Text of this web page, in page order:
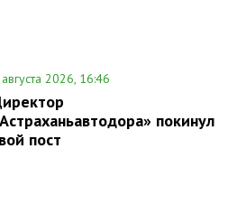
2026, 16:46
покинул
пост